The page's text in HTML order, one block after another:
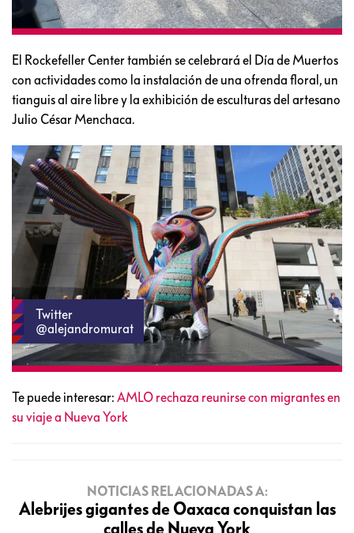
El Rockefeller Center también se celebrará el Día de Muertos
con actividades como la instalación de una ofrenda floral, un
tianguis al aire libre y la exhibición de esculturas del artesano
Julio César Menchaca.
Twitter
@alejandromurat
Te puede interesar: AMLO rechaza reunirse con migrantes en
su viaje a Nueva York
NOTICIAS RELACIONADAS A:
Alebrijes gigantes de Oaxaca conquistan las
calles de Nueva York